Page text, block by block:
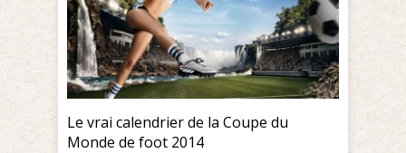
Le vrai calendrier de la Coupe du
Monde de foot 2014